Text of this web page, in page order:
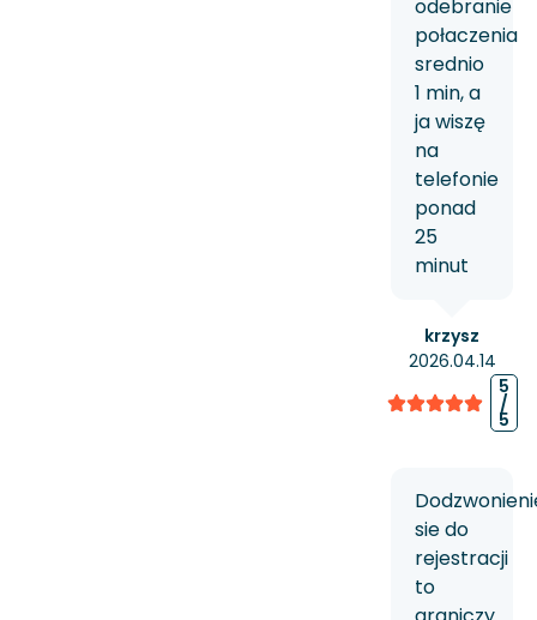
krzysz
2026.04.14
5
/
5
odebranie
połaczenia
srednio
1 min, a
ja wiszę
na
telefonie
ponad
25
minut
sie do
rejestracji
to